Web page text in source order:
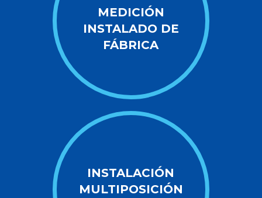
MEDICIÓN
INSTALADO DE
FÁBRICA
INSTALACIÓN
MULTIPOSICIÓN